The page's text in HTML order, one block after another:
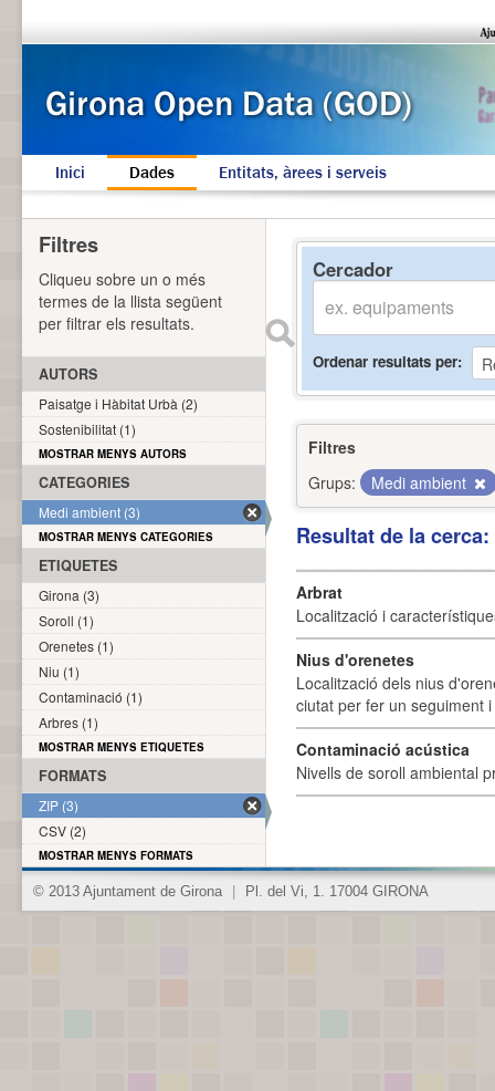
Inici Dades Entitats, àrees i serveis
Cercador
Ordenar resultats per
Filtres
Grups:
Medi ambient
Resultat de la
Arbrat
Localització i
Nius d'orenetes
Localització dels nius
ciutat per fer un seguiment
Contaminació acústica
Nivells de soroll ambiental
Filtres
Cliqueu sobre un o més
termes de la llista següent
per filtrar els resultats.
AUTORS
Paisatge i Hàbitat Urbà (2)
Sostenibilitat (1)
MOSTRAR MENYS AUTORS
CATEGORIES
Medi ambient (3)
MOSTRAR MENYS CATEGORIES
ETIQUETES
Girona (3)
Soroll (1)
Orenetes (1)
Niu (1)
Contaminació (1)
Arbres (1)
MOSTRAR MENYS ETIQUETES
FORMATS
ZIP (3)
CSV (2)
MOSTRAR MENYS FORMATS
© 2013 Ajuntament de Girona Pl. del Vi, 1. 17004 GIRONA